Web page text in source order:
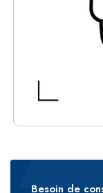
Besoin de